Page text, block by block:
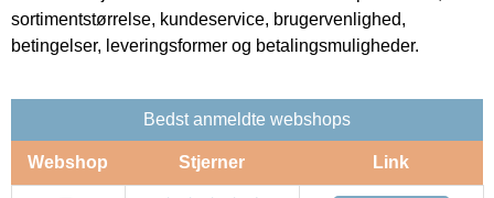
sortimentstørrelse, kundeservice, brugervenlighed,
betingelser, leveringsformer og betalingsmuligheder.
Bedst anmeldte webshops
Webshop Stjerner Link